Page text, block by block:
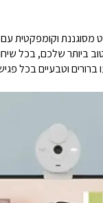
ביותר שלכם, בכל
ברורים וטבעיים בכל